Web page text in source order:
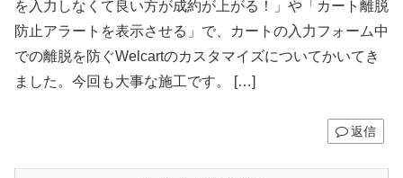
を入力しなくて良い方が成約が上がる！」や「カート離脱
防止アラートを表示させる」で、カートの入力フォーム中
での離脱を防ぐWelcartのカスタマイズについてかいてき
ました。今回も大事な施工です。 […]
返信